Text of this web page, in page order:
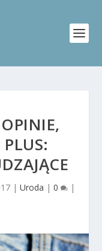
PLUS:
| Uroda | 0 |